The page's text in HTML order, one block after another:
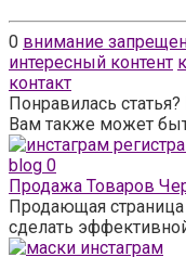
0 внимание
интересный контент
контакт
Понравилась
Вам также может
blog 0
Продажа Товаров
Продающая
сделать